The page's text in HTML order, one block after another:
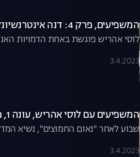
המשפיעים, פרק 4: דנה אינטרנשיונל
לוסי אהריש פוגשת באחת הדמויות
3.4.2023
המשפיעים עם לוסי אהריש, עונה 1, פרק 5: ראובן (רובי) ריבלין
שבוע לאחר "נאום החמוצים", נשיא
3.4.2023